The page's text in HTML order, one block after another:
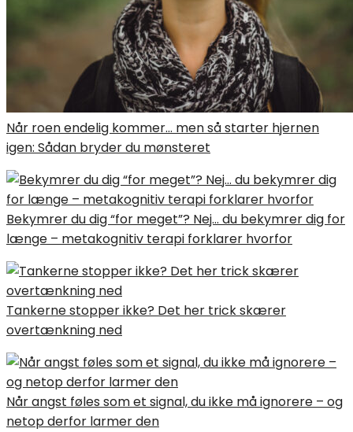
Når roen endelig kommer… men så starter hjernen
igen: Sådan bryder du mønsteret
Bekymrer du dig “for meget”? Nej… du bekymrer dig for
længe – metakognitiv terapi forklarer hvorfor
Tankerne stopper ikke? Det her trick skærer
overtænkning ned
Når angst føles som et signal, du ikke må ignorere – og
netop derfor larmer den